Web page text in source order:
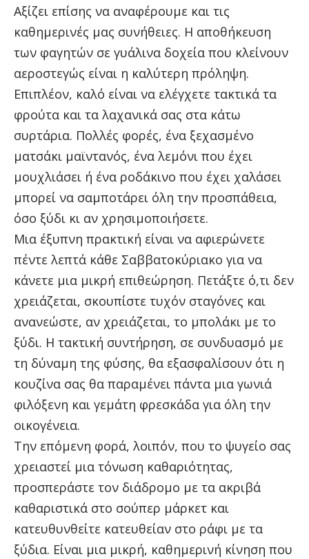
Αξίζει επίσης να αναφέρουμε και τις
καθημερινές μας συνήθειες. Η αποθήκευση
των φαγητών σε γυάλινα δοχεία που κλείνουν
αεροστεγώς είναι η καλύτερη πρόληψη.
Επιπλέον, καλό είναι να ελέγχετε τακτικά τα
φρούτα και τα λαχανικά σας στα κάτω
συρτάρια. Πολλές φορές, ένα ξεχασμένο
ματσάκι μαϊντανός, ένα λεμόνι που έχει
μουχλιάσει ή ένα ροδάκινο που έχει χαλάσει
μπορεί να σαμποτάρει όλη την προσπάθεια,
όσο ξύδι κι αν χρησιμοποιήσετε.
Μια έξυπνη πρακτική είναι να αφιερώνετε
πέντε λεπτά κάθε Σαββατοκύριακο για να
κάνετε μια μικρή επιθεώρηση. Πετάξτε ό,τι δεν
χρειάζεται, σκουπίστε τυχόν σταγόνες και
ανανεώστε, αν χρειάζεται, το μπολάκι με το
ξύδι. Η τακτική συντήρηση, σε συνδυασμό με
τη δύναμη της φύσης, θα εξασφαλίσουν ότι η
κουζίνα σας θα παραμένει πάντα μια γωνιά
φιλόξενη και γεμάτη φρεσκάδα για όλη την
οικογένεια.
Την επόμενη φορά, λοιπόν, που το ψυγείο σας
χρειαστεί μια τόνωση καθαριότητας,
προσπεράστε τον διάδρομο με τα ακριβά
καθαριστικά στο σούπερ μάρκετ και
κατευθυνθείτε κατευθείαν στο ράφι με τα
ξύδια. Είναι μια μικρή, καθημερινή κίνηση που